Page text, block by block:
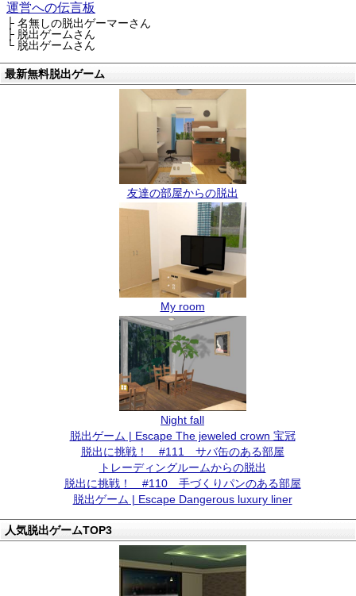
運営への伝言板
├ 名無しの脱出ゲーマーさん
├ 脱出ゲームさん
└ 脱出ゲームさん
最新無料脱出ゲーム
友達の部屋からの脱出
My room
Night fall
脱出ゲーム | Escape The jeweled crown 宝冠
脱出に挑戦！ #111 サバ缶のある部屋
トレーディングルームからの脱出
脱出に挑戦！ #110 手づくりパンのある部屋
脱出ゲーム | Escape Dangerous luxury liner
人気脱出ゲームTOP3